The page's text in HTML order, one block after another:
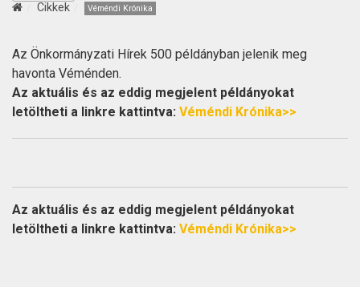
Cikkek Véméndi Krónika
Az Önkormányzati Hírek 500 példányban jelenik meg
havonta Véménden.
Az aktuális és az eddig megjelent példányokat
letöltheti a linkre kattintva: Véméndi Krónika>>
Az aktuális és az eddig megjelent példányokat
letöltheti a linkre kattintva: Véméndi Krónika>>